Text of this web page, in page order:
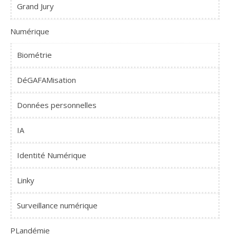
Grand Jury
Numérique
Biométrie
DéGAFAMisation
Données personnelles
IA
Identité Numérique
Linky
Surveillance numérique
PLandémie